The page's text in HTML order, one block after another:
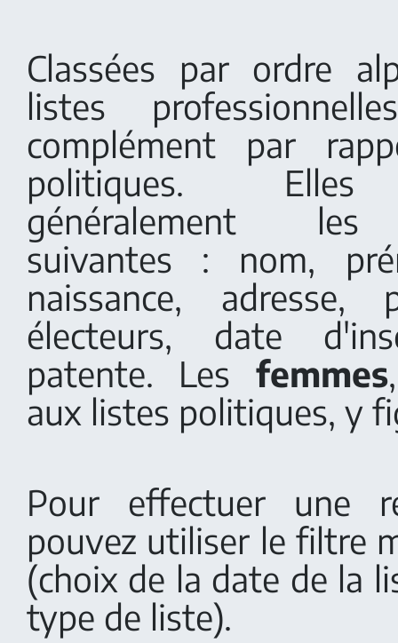
Classées par ordre
listes
complément par
politiques. Elles
généralement les
suivantes : nom,
naissance, adresse,
électeurs, date
patente. Les femmes
aux listes politiques, y
Pour effectuer une
pouvez utiliser le filtre
(choix de la date de la
type de liste).